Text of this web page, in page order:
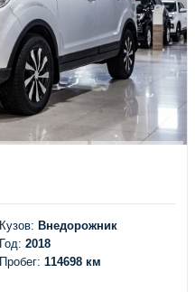
(199)
(11)
(1)
(87)
(63)
(74)
Кузов: Внедорожник
Год: 2018
Пробег: 114698 км